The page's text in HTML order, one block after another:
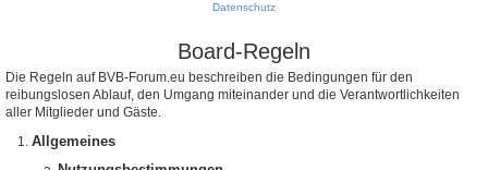
Datenschutz
Board-Regeln
Die Regeln auf BVB-Forum.eu beschreiben die Bedingungen für den
reibungslosen Ablauf, den Umgang miteinander und die Verantwortlichkeiten
aller Mitglieder und Gäste.
Allgemeines